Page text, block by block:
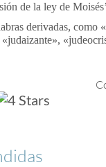
de la ley de
derivadas,